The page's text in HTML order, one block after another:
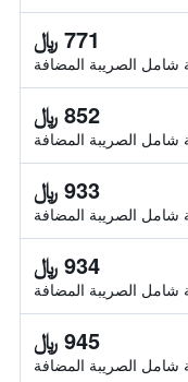
771 ﷼
شامل الصريبة المضافة
852 ﷼
شامل الصريبة المضافة
933 ﷼
شامل الصريبة المضافة
934 ﷼
شامل الصريبة المضافة
945 ﷼
شامل الصريبة المضافة